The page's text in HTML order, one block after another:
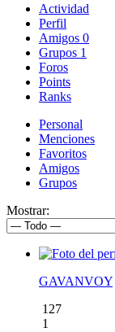
Actividad
Perfil
Amigos 0
Grupos 1
Foros
Points
Ranks
Personal
Menciones
Favoritos
Amigos
Grupos
Mostrar:
GAVANVOY
127
1